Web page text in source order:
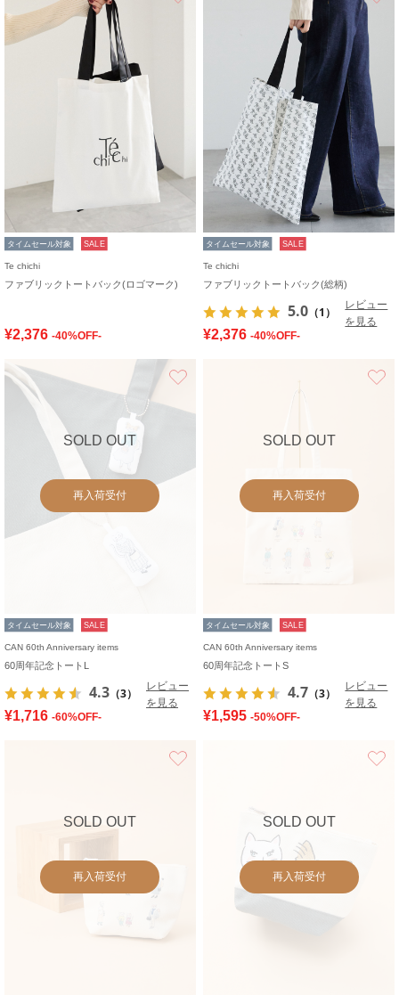
タイムセール対象 SALE
Te chichi
ファブリックトートバック(ロゴマーク)
¥2,376 -40%OFF-
タイムセール対象 SALE
Te chichi
ファブリックトートバック(総柄)
5.0 （1）
レビュー
を見る
¥2,376 -40%OFF-
SOLD OUT
再入荷受付
タイムセール対象 SALE
CAN 60th Anniversary items
60周年記念トートL
4.3 （3）
レビュー
を見る
¥1,716 -60%OFF-
SOLD OUT
再入荷受付
タイムセール対象 SALE
CAN 60th Anniversary items
60周年記念トートS
4.7 （3）
レビュー
を見る
¥1,595 -50%OFF-
SOLD OUT
再入荷受付
SOLD OUT
再入荷受付